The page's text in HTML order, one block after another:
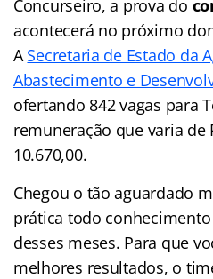
Concurseiro, a prova do
acontecerá no próximo
ASecretaria de Estado da
Abastecimento e
ofertando 842 vagas para
remuneração que varia de
10.670,00.
Chegou o tão aguardado
prática todo
desses meses. Para que
melhores resultados, o